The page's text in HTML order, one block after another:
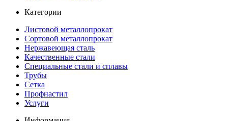
Категории
Листовой металлопрокат
Сортовой металлопрокат
Нержавеющая сталь
Качественные стали
Специальные стали и сплавы
Трубы
Сетка
Профнастил
Услуги